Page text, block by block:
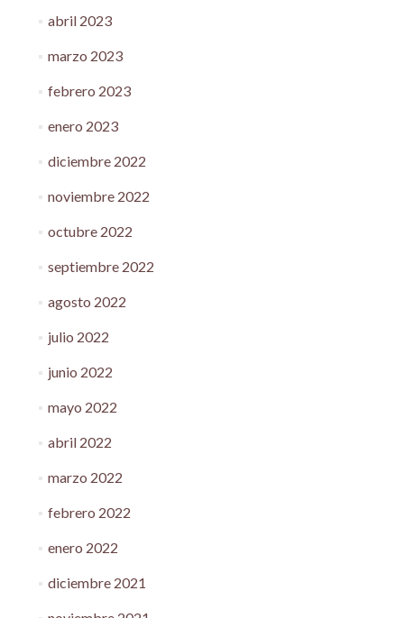
abril 2023
marzo 2023
febrero 2023
enero 2023
diciembre 2022
noviembre 2022
octubre 2022
septiembre 2022
agosto 2022
julio 2022
junio 2022
mayo 2022
abril 2022
marzo 2022
febrero 2022
enero 2022
diciembre 2021